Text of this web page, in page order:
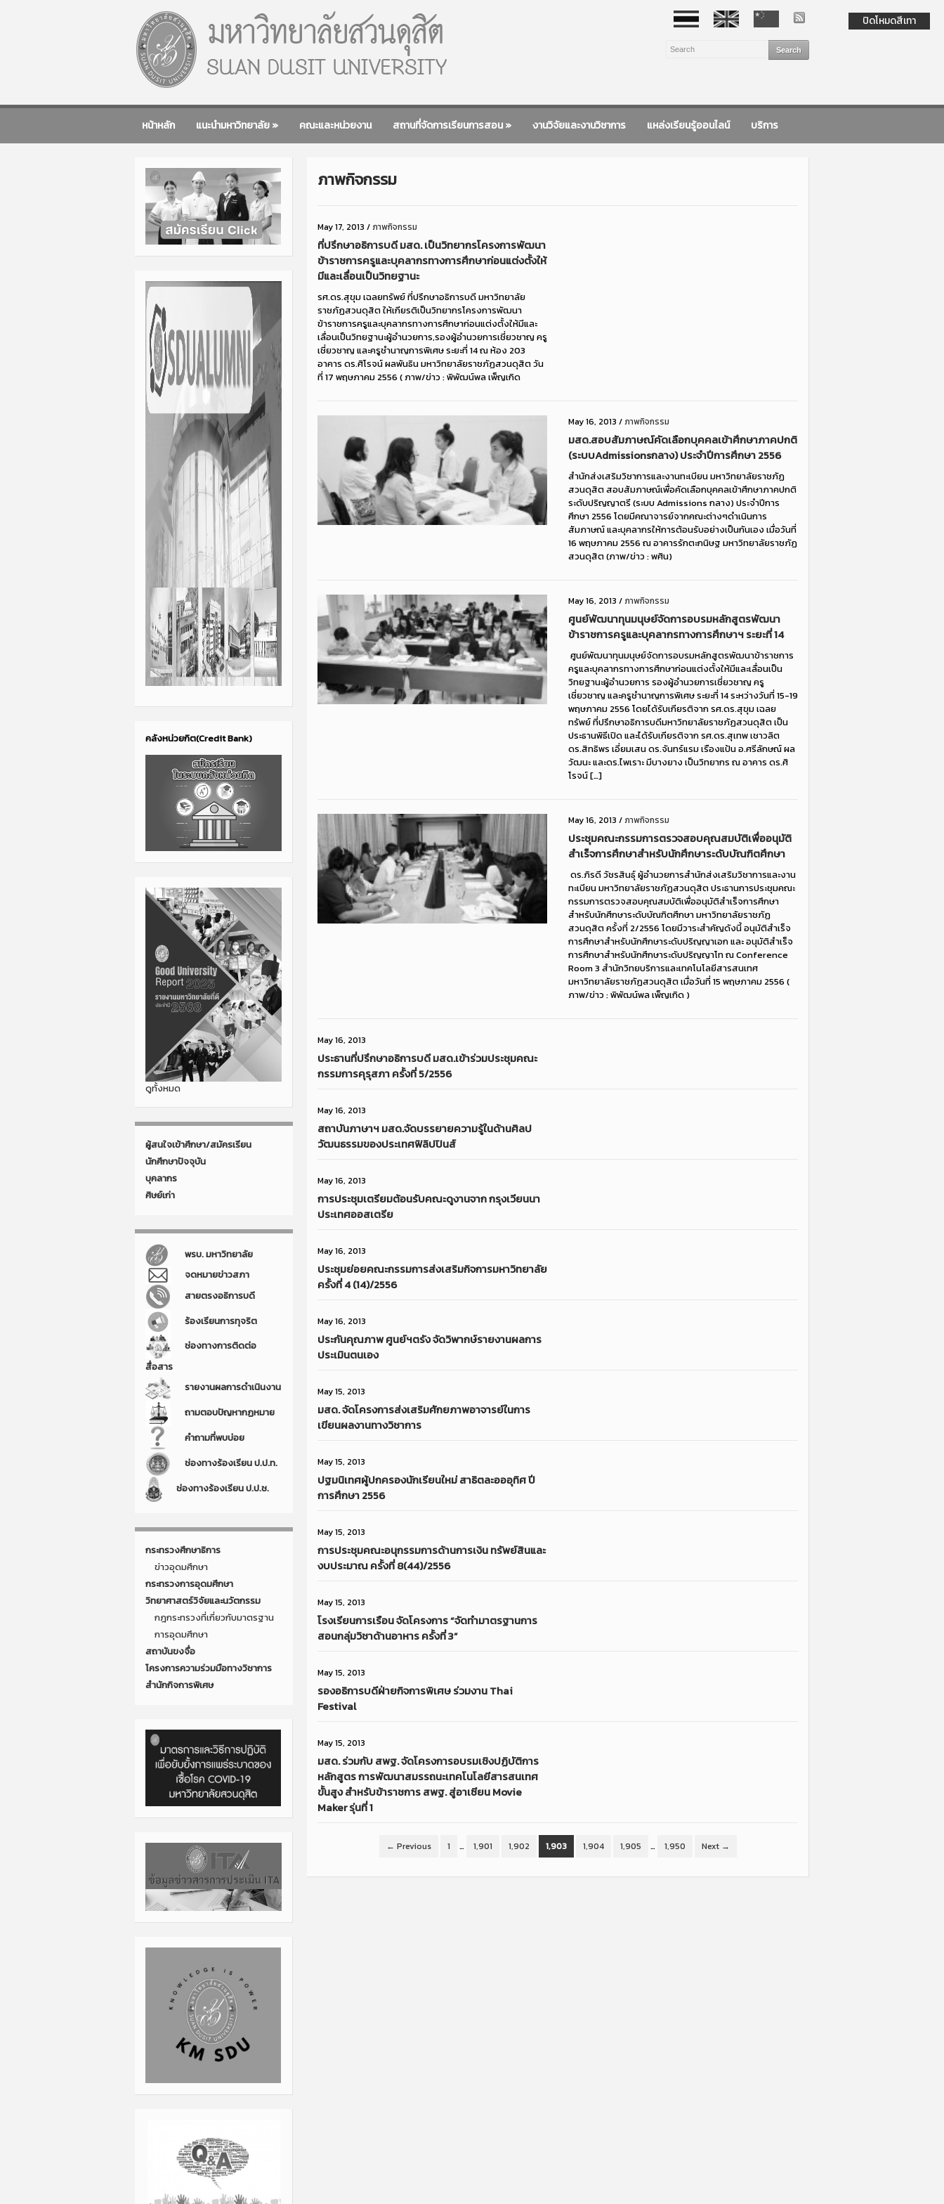
หน้าหลัก แนะนำมหาวิทยาลัย» คณะและหน่วยงาน สถานที่จัดการเรียนการสอน» งานวิจัยและงานวิชาการ แหล่งเรียนรู้ออนไลน์ บริการ
คลังหน่วยกิต(Credit Bank)
ดูทั้งหมด
ผู้สนใจเข้าศึกษา/สมัครเรียน
นักศึกษาปัจจุบัน
บุคลากร
ศิษย์เก่า
พรบ. มหาวิทยาลัย
จดหมายข่าวสภา
สายตรงอธิการบดี
ร้องเรียนการทุจริต
ช่องทางการติดต่อ
สื่อสาร
รายงานผลการดำเนินงาน
ถามตอบปัญหากฏหมาย
คำถามที่พบบ่อย
ช่องทางร้องเรียน ป.ป.ท.
ช่องทางร้องเรียน ป.ป.ช.
กระทรวงศึกษาธิการ
ข่าวอุดมศึกษา
กระทรวงการอุดมศึกษา
วิทยาศาสตร์วิจัยและนวัตกรรม
กฎกระทรวงที่เกี่ยวกับมาตรฐาน
การอุดมศึกษา
สถาบันขงจื่อ
โครงการความร่วมมือทางวิชาการ
สำนักกิจการพิเศษ
ภาพกิจกรรม
May 17, 2013 /ภาพกิจกรรม
ที่ปรึกษาอธิการบดี มสด. เป็นวิทยากรโครงการพัฒนา
ข้าราชการครูและบุคลากรทางการศึกษาก่อนแต่งตั้งให้
มีและเลื่อนเป็นวิทยฐานะ
รศ.ดร.สุขุม เฉลยทรัพย์ ที่ปรึกษาอธิการบดี มหาวิทยาลัย
ราชภัฏสวนดุสิต ให้เกียรติเป็นวิทยากรโครงการพัฒนา
ข้าราชการครูและบุคลากรทางการศึกษาก่อนแต่งตั้งให้มีและ
เลื่อนเป็นวิทยฐานะผู้อำนวยการ,รองผู้อำนวยการเชี่ยวชาญ ครู
เชี่ยวชาญ และครูชำนาญการพิเศษ ระยะที่ 14 ณ ห้อง 203
อาคาร ดร.ศิโรจน์ ผลพันธิน มหาวิทยาลัยราชภัฏสวนดุสิต วัน
ที่ 17 พฤษภาคม 2556 ( ภาพ/ข่าว : พิพัฒน์พล เพ็ญเกิด
May 16, 2013 /ภาพกิจกรรม
มสด.สอบสัมภาษณ์คัดเลือกบุคคลเข้าศึกษาภาคปกติ
(ระบบAdmissionsกลาง) ประจำปีการศึกษา 2556
สำนักส่งเสริมวิชาการและงานทะเบียน มหาวิทยาลัยราชภัฏ
สวนดุสิต สอบสัมภาษณ์เพื่อคัดเลือกบุคคลเข้าศึกษาภาคปกติ
ระดับปริญญาตรี (ระบบ Admissions กลาง) ประจำปีการ
ศึกษา 2556 โดยมีคณาจารย์จากคณะต่างๆดำเนินการ
สัมภาษณ์ และบุคลากรให้การต้อนรับอย่างเป็นกันเอง เมื่อวันที่
16 พฤษภาคม 2556 ณ อาคารรักตะกนิษฐ มหาวิทยาลัยราชภัฏ
สวนดุสิต (ภาพ/ข่าว : พศิน)
May 16, 2013 /ภาพกิจกรรม
ศูนย์พัฒนาทุนมนุษย์จัดการอบรมหลักสูตรพัฒนา
ข้าราชการครูและบุคลากรทางการศึกษาฯ ระยะที่ 14
ศูนย์พัฒนาทุนมนุษย์จัดการอบรมหลักสูตรพัฒนาข้าราชการ
ครูและบุคลากรทางการศึกษาก่อนแต่งตั้งให้มีและเลื่อนเป็น
วิทยฐานะผู้อำนวยการ รองผู้อำนวยการเชี่ยวชาญ ครู
เชี่ยวชาญ และครูชำนาญการพิเศษ ระยะที่ 14 ระหว่างวันที่ 15-19
พฤษภาคม 2556 โดยได้รับเกียรติจาก รศ.ดร.สุขุม เฉลย
ทรัพย์ ที่ปรึกษาอธิการบดีมหาวิทยาลัยราชภัฏสวนดุสิต เป็น
ประธานพิธีเปิด และได้รับเกียรติจาก รศ.ดร.สุเทพ เชาวลิต
ดร.สิทธิพร เอี่ยมเสน ดร.จันทร์แรม เรืองแป้น อ.ศรีลักษณ์ ผล
วัฒนะ และดร.ไพเราะ มีบางยาง เป็นวิทยากร ณ อาคาร ดร.ศิ
โรจน์ […]
May 16, 2013 /ภาพกิจกรรม
ประชุมคณะกรรมการตรวจสอบคุณสมบัติเพื่ออนุมัติ
สำเร็จการศึกษาสำหรับนักศึกษาระดับบัณฑิตศึกษา
ดร.ภิรดี วัชรสินธุ์ ผู้อำนวยการสำนักส่งเสริมวิชาการและงาน
ทะเบียน มหาวิทยาลัยราชภัฏสวนดุสิต ประธานการประชุมคณะ
กรรมการตรวจสอบคุณสมบัติเพื่ออนุมัติสำเร็จการศึกษา
สำหรับนักศึกษาระดับบัณฑิตศึกษา มหาวิทยาลัยราชภัฏ
สวนดุสิต ครั้งที่ 2/2556 โดยมีวาระสำคัญดังนี้ อนุมัติสำเร็จ
การศึกษาสำหรับนักศึกษาระดับปริญญาเอก และ อนุมัติสำเร็จ
การศึกษาสำหรับนักศึกษาระดับปริญญาโท ณ Conference
Room 3 สำนักวิทยบริการและเทคโนโลยีสารสนเทศ
มหาวิทยาลัยราชภัฏสวนดุสิต เมื่อวันที่ 15 พฤษภาคม 2556 (
ภาพ/ข่าว : พิพัฒน์พล เพ็ญเกิด )
May 16, 2013
ประธานที่ปรึกษาอธิการบดี มสด.เข้าร่วมประชุมคณะ
กรรมการคุรุสภา ครั้งที่ 5/2556
May 16, 2013
สถาบันภาษาฯ มสด.จัดบรรยายความรู้ในด้านศิลป
วัฒนธรรมของประเทศฟิลิปปินส์
May 16, 2013
การประชุมเตรียมต้อนรับคณะดูงานจาก กรุงเวียนนา
ประเทศออสเตรีย
May 16, 2013
ประชุมย่อยคณะกรรมการส่งเสริมกิจการมหาวิทยาลัย
ครั้งที่ 4 (14)/2556
May 16, 2013
ประกันคุณภาพ ศูนย์ฯตรัง จัดวิพากษ์รายงานผลการ
ประเมินตนเอง
May 15, 2013
มสด. จัดโครงการส่งเสริมศักยภาพอาจารย์ในการ
เขียนผลงานทางวิชาการ
May 15, 2013
ปฐมนิเทศผู้ปกครองนักเรียนใหม่ สาธิตละอออุทิศ ปี
การศึกษา 2556
May 15, 2013
การประชุมคณะอนุกรรมการด้านการเงิน ทรัพย์สินและ
งบประมาณ ครั้งที่ 8(44)/2556
May 15, 2013
โรงเรียนการเรือน จัดโครงการ “จัดทำมาตรฐานการ
สอนกลุ่มวิชาด้านอาหาร ครั้งที่ 3”
May 15, 2013
รองอธิการบดีฝ่ายกิจการพิเศษ ร่วมงาน Thai
Festival
May 15, 2013
มสด. ร่วมกับ สพฐ. จัดโครงการอบรมเชิงปฏิบัติการ
หลักสูตร การพัฒนาสมรรถนะเทคโนโลยีสารสนเทศ
ขั้นสูง สำหรับข้าราชการ สพฐ. สู่อาเซียน Movie
Maker รุ่นที่ 1
← Previous 1 … 1,901 1,902 1,903 1,904 1,905 … 1,950 Next →
ปิดโหมดสีเทา